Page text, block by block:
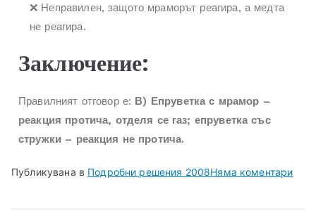
❌ Неправилен, защото мраморът реагира, а медта
не реагира.
Заключение:
Правилният отговор е: В) Епруветка с мрамор –
реакция протича, отделя се газ; епруветка със
стружки – реакция не протича.
Публикувана в Подробни решения 2008Няма коментари